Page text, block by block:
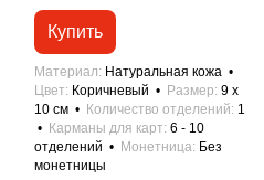
Купить
Материал
Натуральная кожа
Цвет
Коричневый Размер 9 x
10 см
Количество отделений 1
Карманы для карт 6 - 10
отделений
Монетница Без
монетницы